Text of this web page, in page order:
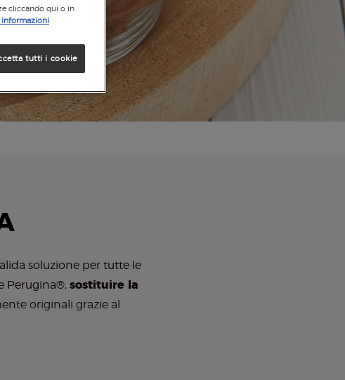
soluzione per tutte le
Perugina®, sostituire la
originali grazie al
cliccando qui o in
informazioni
tutti i cookie